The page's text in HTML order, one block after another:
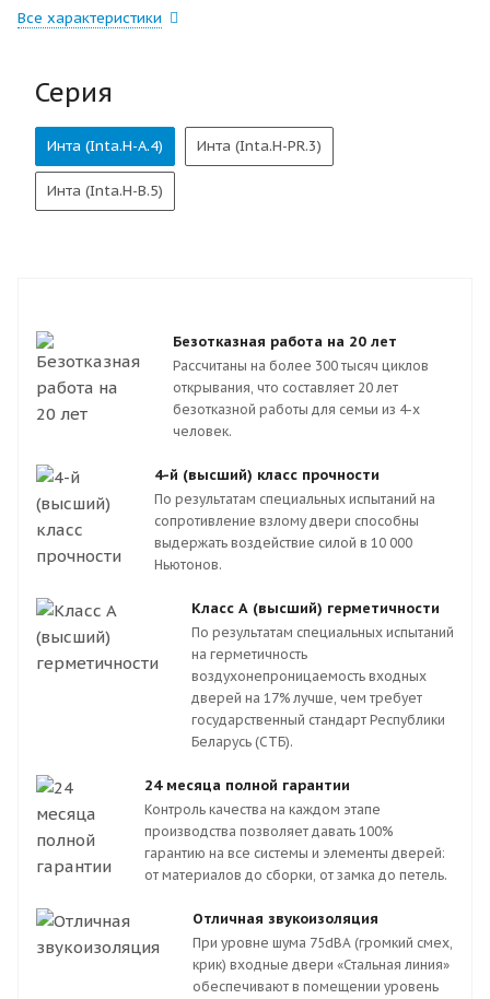
Все характеристики
Серия
Инта (Inta.H-А.4) Инта (Inta.H-PR.3)
Инта (Inta.H-В.5)
Безотказная работа на 20 лет
Рассчитаны на более 300 тысяч циклов
открывания, что составляет 20 лет
безотказной работы для семьи из 4-х
человек.
4-й (высший) класс прочности
По результатам специальных испытаний на
сопротивление взлому двери способны
выдержать воздействие силой в 10 000
Ньютонов.
Класс А (высший) герметичности
По результатам специальных испытаний
на герметичность
воздухонепроницаемость входных
дверей на 17% лучше, чем требует
государственный стандарт Республики
Беларусь (СТБ).
24 месяца полной гарантии
Контроль качества на каждом этапе
производства позволяет давать 100%
гарантию на все системы и элементы дверей:
от материалов до сборки, от замка до петель.
Отличная звукоизоляция
При уровне шума 75dBA (громкий смех,
крик) входные двери «Стальная линия»
обеспечивают в помещении уровень